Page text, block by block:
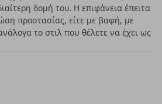
δομή του. Η επιφάνεια έπειτα
προστασίας, είτε με βαφή, με
το στιλ που θέλετε να έχει ως